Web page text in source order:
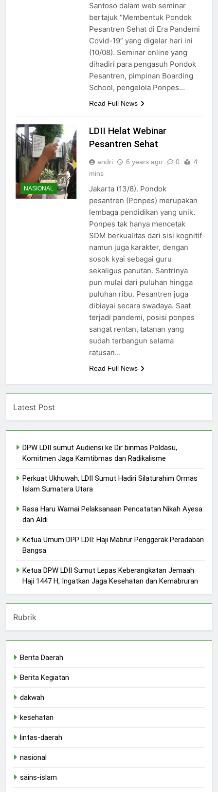
Santoso dalam web seminar
bertajuk “Membentuk Pondok
Pesantren Sehat di Era Pandemi
Covid-19” yang digelar hari ini
(10/08). Seminar online yang
dihadiri para pengasuh Pondok
Pesantren, pimpinan Boarding
School, pengelola Ponpes…
Read Full News
NASIONAL
LDII Helat Webinar
Pesantren Sehat
andri 6 years ago 0
4
mins
Jakarta (13/8). Pondok
pesantren (Ponpes) merupakan
lembaga pendidikan yang unik.
Ponpes tak hanya mencetak
SDM berkualitas dari sisi kognitif
namun juga karakter, dengan
sosok kyai sebagai guru
sekaligus panutan. Santrinya
pun mulai dari puluhan hingga
puluhan ribu. Pesantren juga
dibiayai secara swadaya. Saat
terjadi pandemi, posisi ponpes
sangat rentan, tatanan yang
sudah terbangun selama
ratusan…
Read Full News
Latest Post
DPW LDII sumut Audiensi ke Dir binmas Poldasu,
Komitmen Jaga Kamtibmas dan Radikalisme
Perkuat Ukhuwah, LDII Sumut Hadiri Silaturahim Ormas
Islam Sumatera Utara
Rasa Haru Warnai Pelaksanaan Pencatatan Nikah Ayesa
dan Aldi
Ketua Umum DPP LDII: Haji Mabrur Penggerak Peradaban
Bangsa
Ketua DPW LDII Sumut Lepas Keberangkatan Jemaah
Haji 1447 H, Ingatkan Jaga Kesehatan dan Kemabruran
Rubrik
Berita Daerah
Berita Kegiatan
dakwah
kesehatan
lintas-daerah
nasional
sains-islam